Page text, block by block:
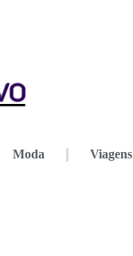
Moda Viagens